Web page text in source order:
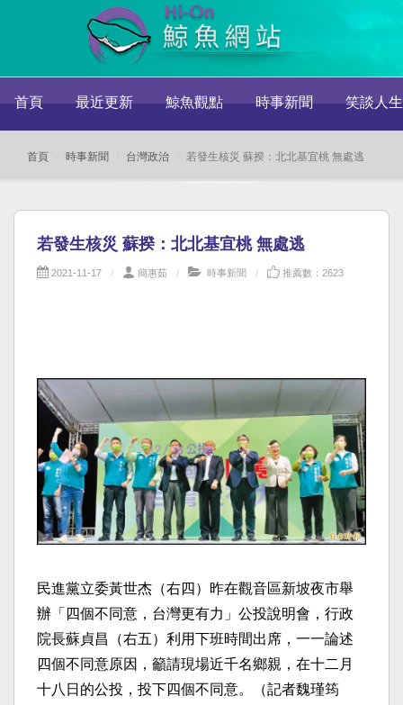
首頁 最近更新 鯨魚觀點 時事新聞 笑談人生
首頁 時事新聞 台灣政治 若發生核災 蘇揆：北北基宜桃 無處逃
若發生核災 蘇揆：北北基宜桃 無處逃
2021-11-17 簡惠茹 時事新聞 推薦數：2623
民進黨立委黃世杰（右四）昨在觀音區新坡夜市舉
辦「四個不同意，台灣更有力」公投說明會，行政
院長蘇貞昌（右五）利用下班時間出席，一一論述
四個不同意原因，籲請現場近千名鄉親，在十二月
十八日的公投，投下四個不同意。（記者魏瑾筠